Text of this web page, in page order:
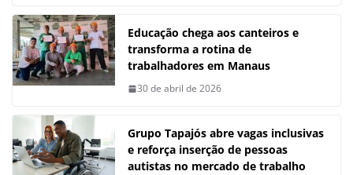
Educação chega aos canteiros e
transforma a rotina de
trabalhadores em Manaus
30 de abril de 2026
Grupo Tapajós abre vagas inclusivas
e reforça inserção de pessoas
autistas no mercado de trabalho